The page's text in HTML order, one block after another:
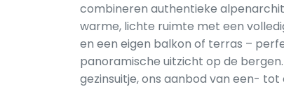
combineren authentieke
warme, lichte ruimte met een
en een eigen balkon of terras –
panoramische uitzicht op de
gezinsuitje, ons aanbod van een-